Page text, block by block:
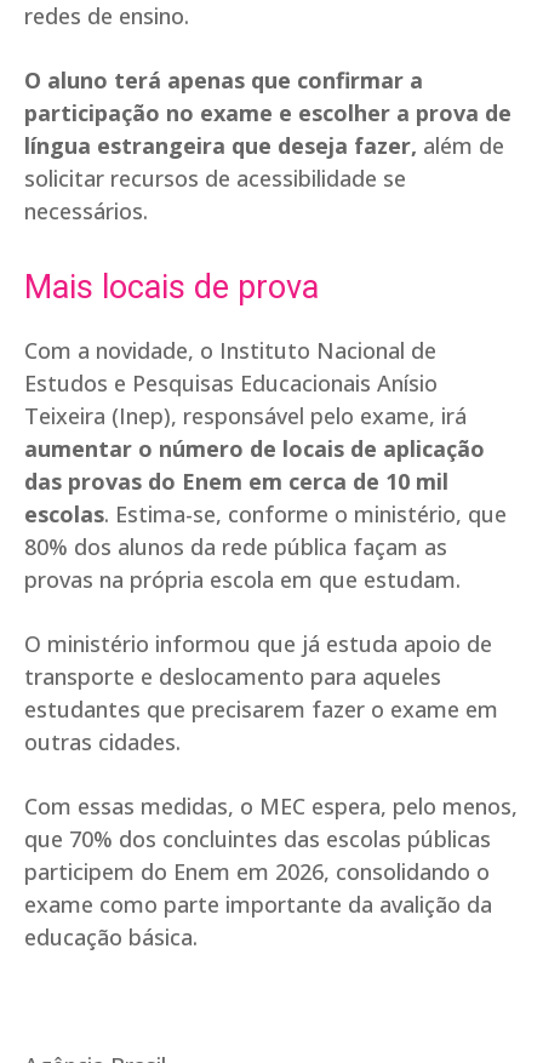
redes de ensino.
O aluno terá apenas que confirmar a
participação no exame e escolher a prova de
língua estrangeira que deseja fazer, além de
solicitar recursos de acessibilidade se
necessários.
Mais locais de prova
Com a novidade, o Instituto Nacional de
Estudos e Pesquisas Educacionais Anísio
Teixeira (Inep), responsável pelo exame, irá
aumentar o número de locais de aplicação
das provas do Enem em cerca de 10 mil
escolas. Estima-se, conforme o ministério, que
80% dos alunos da rede pública façam as
provas na própria escola em que estudam.
O ministério informou que já estuda apoio de
transporte e deslocamento para aqueles
estudantes que precisarem fazer o exame em
outras cidades.
Com essas medidas, o MEC espera, pelo menos,
que 70% dos concluintes das escolas públicas
participem do Enem em 2026, consolidando o
exame como parte importante da avalição da
educação básica.